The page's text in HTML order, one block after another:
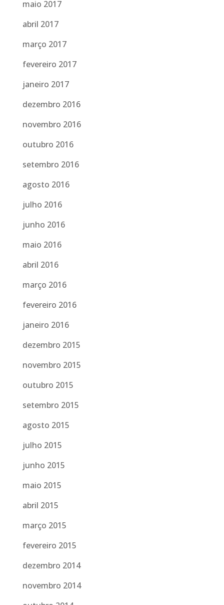
maio 2017
abril 2017
março 2017
fevereiro 2017
janeiro 2017
dezembro 2016
novembro 2016
outubro 2016
setembro 2016
agosto 2016
julho 2016
junho 2016
maio 2016
abril 2016
março 2016
fevereiro 2016
janeiro 2016
dezembro 2015
novembro 2015
outubro 2015
setembro 2015
agosto 2015
julho 2015
junho 2015
maio 2015
abril 2015
março 2015
fevereiro 2015
dezembro 2014
novembro 2014